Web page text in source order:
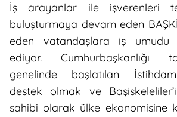
İş arayanlar ile işverenleri
buluşturmaya devam eden
eden vatandaşlara iş umudu
ediyor. Cumhurbaşkanlığı
genelinde başlatılan
destek olmak ve
sahibi olarak ülke ekonomisine